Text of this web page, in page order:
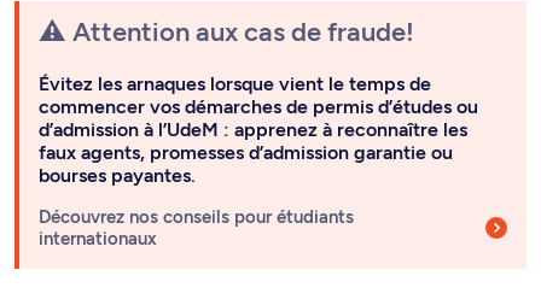
⚠️ Attention aux cas de fraude!
Évitez les arnaques lorsque vient le temps de
commencer vos démarches de permis d’études ou
d’admission à l’UdeM : apprenez à reconnaître les
faux agents, promesses d’admission garantie ou
bourses payantes.
Découvrez nos conseils pour étudiants
internationaux